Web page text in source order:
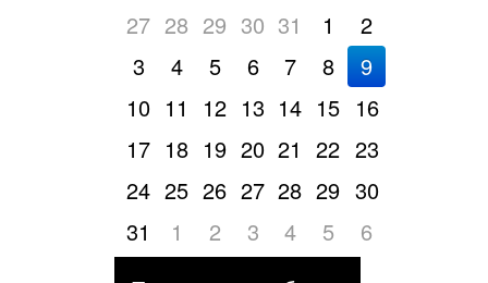
27 28 29 30 31 1
2
3
4 5 6 7 8
9
10 11 12 13 14 15 16
17 18 19 20 21 22 23
24 25 26 27 28 29 30
31
1 2 3 4 5
6